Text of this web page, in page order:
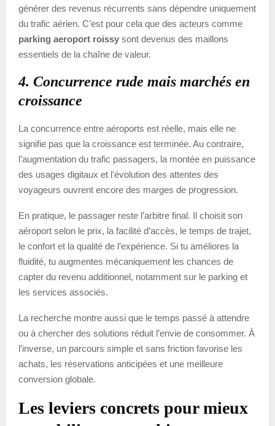
générer des revenus récurrents sans dépendre uniquement
du trafic aérien. C’est pour cela que des acteurs comme
parking aeroport roissy sont devenus des maillons
essentiels de la chaîne de valeur.
4. Concurrence rude mais marchés en
croissance
La concurrence entre aéroports est réelle, mais elle ne
signifie pas que la croissance est terminée. Au contraire,
l’augmentation du trafic passagers, la montée en puissance
des usages digitaux et l’évolution des attentes des
voyageurs ouvrent encore des marges de progression.
En pratique, le passager reste l’arbitre final. Il choisit son
aéroport selon le prix, la facilité d’accès, le temps de trajet,
le confort et la qualité de l’expérience. Si tu améliores la
fluidité, tu augmentes mécaniquement les chances de
capter du revenu additionnel, notamment sur le parking et
les services associés.
La recherche montre aussi que le temps passé à attendre
ou à chercher des solutions réduit l’envie de consommer. À
l’inverse, un parcours simple et sans friction favorise les
achats, les réservations anticipées et une meilleure
conversion globale.
Les leviers concrets pour mieux